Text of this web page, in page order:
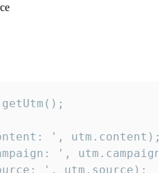
', utm.content);
',
', utm.source);